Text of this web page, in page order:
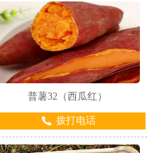
普薯32（西瓜红）
拨打电话